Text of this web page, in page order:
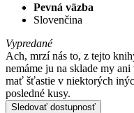
Pevná väzba
Slovenčina
Vypredané
Ach, mrzí nás to, z tejto
nemáme ju na sklade my
mať šťastie v niektorých
posledné kusy.
Sledovať dostupnosť